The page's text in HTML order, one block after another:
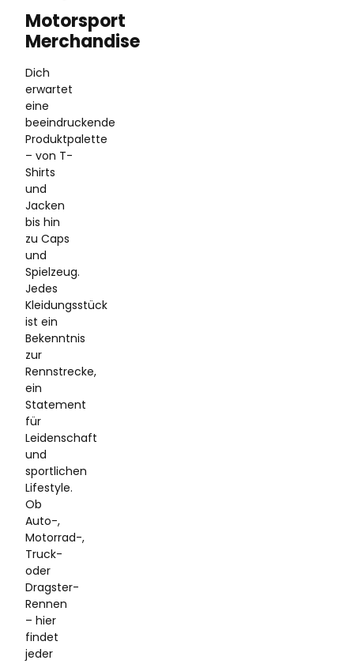
Motorsport
Merchandise
Dich
erwartet
eine
beeindruckende
Produktpalette
– von T-
Shirts
und
Jacken
bis hin
zu Caps
und
Spielzeug.
Jedes
Kleidungsstück
ist ein
Bekenntnis
zur
Rennstrecke,
ein
Statement
für
Leidenschaft
und
sportlichen
Lifestyle.
Ob
Auto-,
Motorrad-,
Truck-
oder
Dragster-
Rennen
– hier
findet
jeder